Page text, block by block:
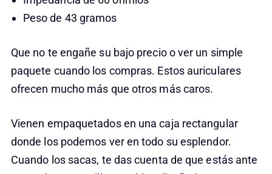
Peso de 43 gramos
Que no te engañe su bajo precio o ver un simple
paquete cuando los compras. Estos auriculares
ofrecen mucho más que otros más caros.
Vienen empaquetados en una caja rectangular
donde los podemos ver en todo su esplendor.
Cuando los sacas, te das cuenta de que estás ante